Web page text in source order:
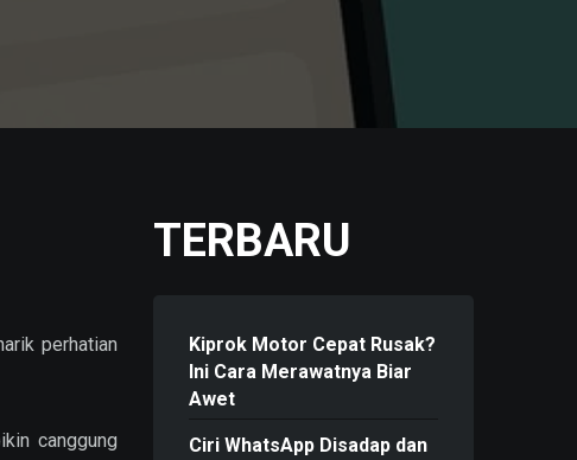
perhatian
canggung
TERBARU
Kiprok Motor Cepat Rusak?
Ini Cara Merawatnya Biar
Awet
Ciri WhatsApp Disadap dan